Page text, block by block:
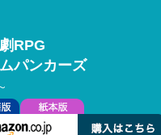
RPG
パンカーズ